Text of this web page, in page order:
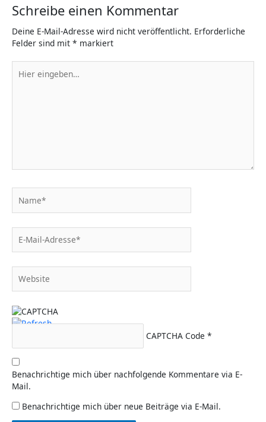
Schreibe einen Kommentar
Deine E-Mail-Adresse wird nicht veröffentlicht. Erforderliche
Felder sind mit * markiert
eingeben…
Mail-
Adresse*
CAPTCHA Code *
Benachrichtige mich über nachfolgende Kommentare via E-
Mail.
Benachrichtige mich über neue Beiträge via E-Mail.